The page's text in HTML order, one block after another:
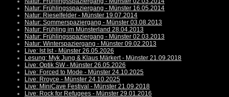
Natur: Frühlingsspaziergang - Münster 16.05.2014
Natur: Rieselfelder - Münster 19.07.2014
Natur: Sommerspaziergang - Münster 03.08.2013
Natur: Frühling im Münsterland 28.04.2013
Natur: Frühlingsspaziergang - Münster 02.03.2013
Natur: Winterspaziergang - Münster 09.02.2013
Live: Ist Ist - Münster 26.05.2026
Lesung: Myk Jung & Klaus Märkert - Münster 21.09.2018
Live: Optik SW - Münster 26.05.2026
Live: Forced to Mode - Münster 24.10.2025
Live: Rroyce - Münster 24.10.2025
Live: MiniCave Festival - Münster 21.09.2018
Live: Rock for Refugees - Münster 29.01.2016